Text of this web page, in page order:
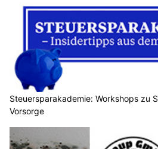
Steuersparakademie: Workshops zu
Vorsorge